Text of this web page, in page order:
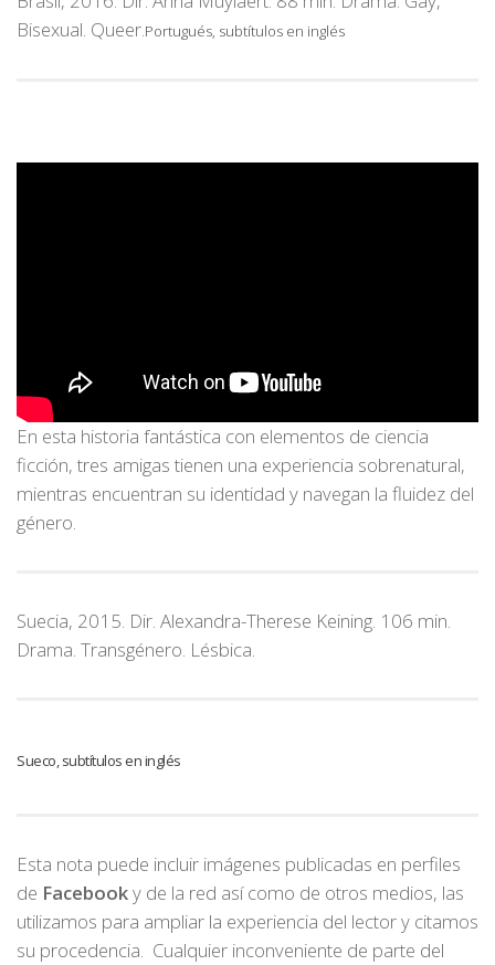
Bisexual. Queer.Portugués, subtítulos en inglés
En esta historia fantástica con elementos de ciencia
ficción, tres amigas tienen una experiencia sobrenatural,
mientras encuentran su identidad y navegan la fluidez del
género.
Suecia, 2015. Dir. Alexandra-Therese Keining. 106 min.
Drama. Transgénero. Lésbica.
Sueco, subtítulos en inglés
Esta nota puede incluir imágenes publicadas en perfiles
de Facebooky de la red así como de otros medios, las
utilizamos para ampliar la experiencia del lector y citamos
su procedencia. Cualquier inconveniente de parte del